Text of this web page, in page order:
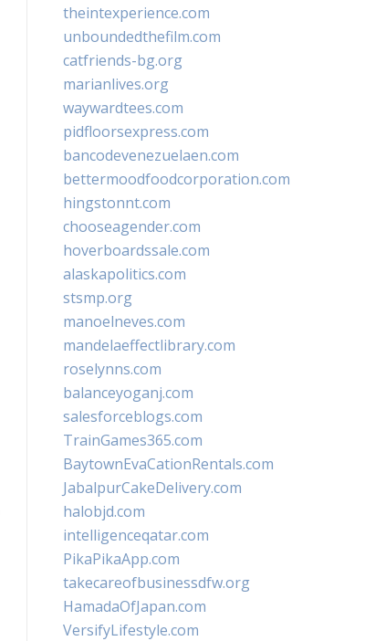
theintexperience.com
unboundedthefilm.com
catfriends-bg.org
marianlives.org
waywardtees.com
pidfloorsexpress.com
bancodevenezuelaen.com
bettermoodfoodcorporation.com
hingstonnt.com
chooseagender.com
hoverboardssale.com
alaskapolitics.com
stsmp.org
manoelneves.com
mandelaeffectlibrary.com
roselynns.com
balanceyoganj.com
salesforceblogs.com
TrainGames365.com
BaytownEvaCationRentals.com
JabalpurCakeDelivery.com
halobjd.com
intelligenceqatar.com
PikaPikaApp.com
takecareofbusinessdfw.org
HamadaOfJapan.com
VersifyLifestyle.com